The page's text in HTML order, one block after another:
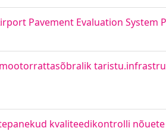
Pavement Evaluation System
kvaliteedikontrolli